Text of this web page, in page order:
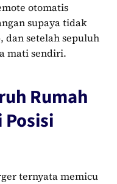
otomatis
supaya tidak
dan setelah sepuluh
mati sendiri.
Rumah
Posisi
ternyata memicu